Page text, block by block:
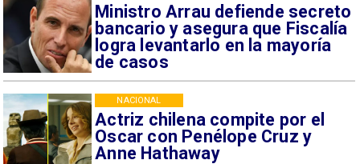
Ministro Arrau defiende secreto
bancario y asegura que Fiscalía
logra levantarlo en la mayoría
de casos
Actriz chilena compite por el
Oscar con Penélope Cruz y
Anne Hathaway
NACIONAL